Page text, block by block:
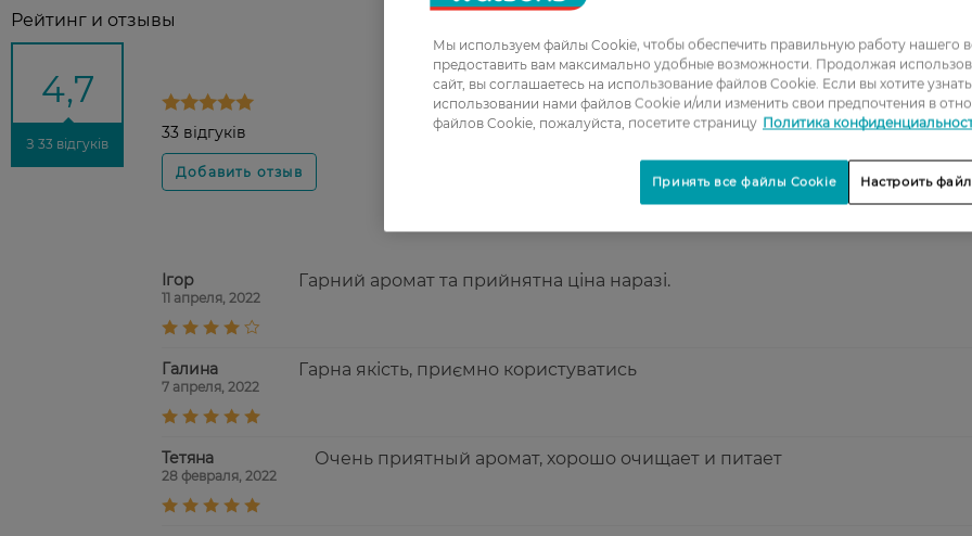
Рейтинг и отзывы
4,7
З 33 відгуків
33 відгуків
1
2
Ігор
11 апреля, 2022
Гарний аромат та прийнятна ціна наразі.
Галина
7 апреля, 2022
Гарна якість, приємно користуватись
Тетяна
28 февраля, 2022
Очень приятный аромат, хорошо очищает и питает
Мы используем файлы Cookie, чтобы обеспечить правильную работу нашего
предоставить вам максимально удобные возможности. Продолжая
сайт, вы соглашаетесь на использование файлов Cookie. Если вы хотите
использовании нами файлов Cookie и/или изменить свои предпочтения в
файлов Cookie, пожалуйста, посетите страницу Политика
Настроить
Принять все файлы Cookie